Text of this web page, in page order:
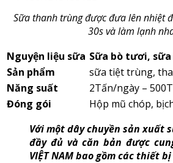
Sữa thanh trùng được đưa lên nhiệt
30s và làm lạnh
Nguyện liệu sữa Sữa bò tươi,
Sản phẩm
sữa tiệt trùng,
Năng suất
2Tấn/ngày –
Đóng gói
Hộp mũ chóp,
Với một dây chuyền sản xuất
đầy đủ và căn bản được
VIỆT NAM bao gồm các thiết